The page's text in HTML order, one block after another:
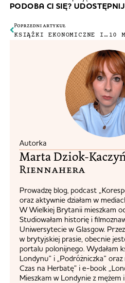
PODOBA CI SIĘ?
Poprzedni artykuł
KSIĄŻKI EKONOMICZNE I KSIĄŻKI NIEEKONOMICZNE
Autorka
Marta Dziok-
Riennahera​
Prowadzę blog, podcast
oraz aktywnie działam w
W Wielkiej Brytanii mieszkam
Studiowałam historię i
Uniwersytecie w Glasgow.
w brytyjskiej prasie, obecnie
portalu polonijnego. Wydałam
Londynu” i „Podróżniczka”
Czas na Herbatę” i e-book
Mieszkam w Londynie z mężem